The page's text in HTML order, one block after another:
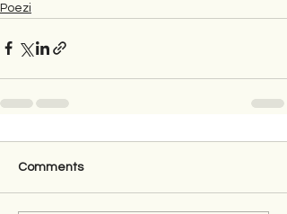
Poezi
Comments